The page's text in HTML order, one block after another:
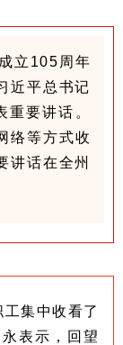
立105周年
近平总书记
重要讲话。
络等方式收
讲话在全州
集中收看了
表示，回望